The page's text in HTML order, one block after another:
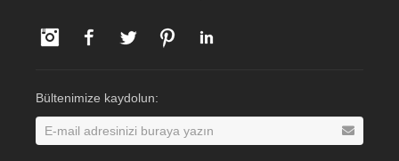
InstagramFacebookTwitter Pinterest
Bültenimize kaydolun: